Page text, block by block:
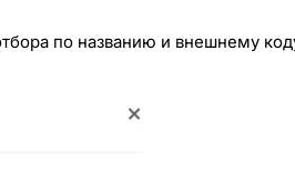
по названию и внешнему